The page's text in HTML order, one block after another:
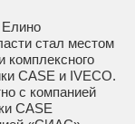
стал местом
комплексного
CASE и IVECO.
с компанией
CASE